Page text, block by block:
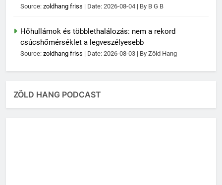
Source: zoldhang friss Date: 2026-08-04 By B G B
Hőhullámok és többlethalálozás: nem a rekord
csúcshőmérséklet a legveszélyesebb
Source: zoldhang friss Date: 2026-08-03 By Zöld Hang
ZÖLD HANG PODCAST